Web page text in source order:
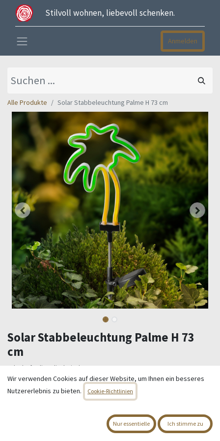
Stilvoll wohnen, liebevoll schenken.
Anmelden
Alle Produkte Solar Stabbeleuchtung Palme H 73 cm
Solar Stabbeleuchtung Palme H 73
cm
Urlaubsfeeling direkt in Ihrem Garten!
Fröhliche Solar Stabbeleuchtung in Form einer Palme.
Leuchtet bis zu 6 Stunden und schön bunt - Multi Colour.
Maße: H 73,00 cm - B 19,00 cm
zzgl. Versandkosten
Wir verwenden Cookies auf dieser Website, um Ihnen ein besseres
Nutzererlebnis zu bieten.
Cookie-Richtlinien
Nur essentielle Ich stimme zu